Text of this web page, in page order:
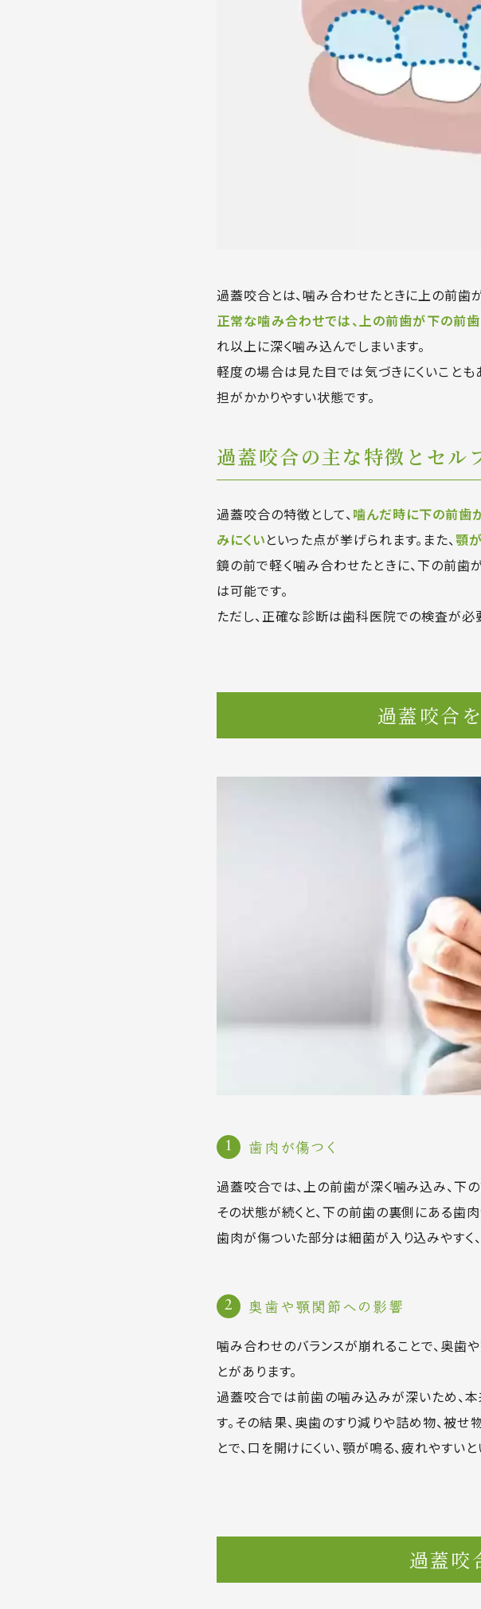
過蓋咬合とは、噛み合わせたときに上の前歯
正常な噛み合わせでは、上の前歯が下の前
れ以上に深く噛み込んでしまいます。
軽度の場合は見た目では気づきにくいことも
担がかかりやすい状態です。
過蓋咬合の主な特徴と セル
過蓋咬合の特徴として、噛んだ時に下の前歯
みにくいといった点が挙げられます。また、顎
鏡の前で軽く噛み合わせたときに、下の前歯
は可能です。
ただし、正確な診断は歯科医院での検査が必
過蓋咬合
歯肉が傷つく
過蓋咬合では、上の前歯が深く噛み込み、下
その状態が続くと、下の前歯の裏側にある歯
歯肉が傷ついた部分は細菌が入り込みやすく
奥歯や顎関節への影響
噛み合わせのバランスが崩れることで、奥歯
とがあります。
過蓋咬合では前歯の噛み込みが深いため、
す。その結果、奥歯のすり減りや詰め物、被
とで、口を開けにくい、顎が鳴る、疲れやすい
過蓋咬